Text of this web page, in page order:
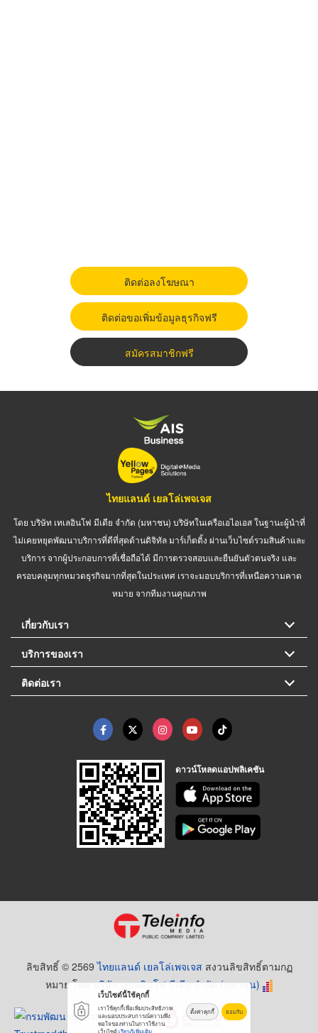
ติดต่อลงโฆษณา
ติดต่อขอเพิ่มข้อมูลธุรกิจฟรี
สมัครสมาชิกฟรี
ไทยแลนด์ เยลโล่เพจเจส
โดย บริษัท เทเลอินโฟ มีเดีย จำกัด (มหาชน) บริษัทในเครือเอไอเอส ในฐานะผู้นำที่
ไม่เคยหยุดพัฒนาบริการที่ดีที่สุดด้านดิจิทัล มาร์เก็ตติ้ง ผ่านเว็บไซต์รวมสินค้าและ
บริการ จากผู้ประกอบการที่เชื่อถือได้ มีการตรวจสอบและยืนยันตัวตนจริง และ
ครอบคลุมทุกหมวดธุรกิจมากที่สุดในประเทศ เราจะมอบบริการที่เหนือความคาด
หมาย จากทีมงานคุณภาพ
เกี่ยวกับเรา
บริการของเรา
ติดต่อเรา
ดาวน์โหลดแอปพลิเคชัน
ลิขสิทธิ์ © 2569ไทยแลนด์ เยลโล่เพจเจส สงวนลิขสิทธิ์ตามกฏ
หมาย โดยบริษัท เทเลอินโฟ มีเดีย จำกัด (มหาชน)
เว็บไซต์นี้ใช้คุกกี้
เราใช้คุกกี้เพื่อเพิ่มประสิทธิภาพ
และมอบประสบการณ์ความพึง
พอใจของท่านในการใช้งาน
เว็บไซต์เรียนรู้เพิ่มเติม
ตั้งค่าคุกกี้ ยอมรับ